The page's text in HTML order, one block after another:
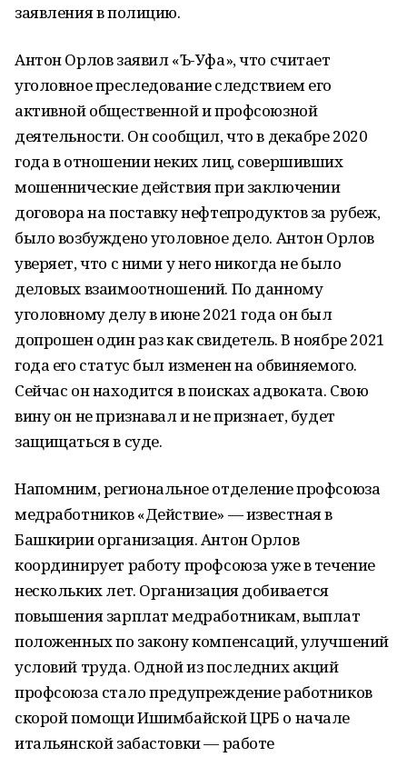
заявления в полицию.
Антон Орлов заявил «Ъ-Уфа», что считает
уголовное преследование следствием его
активной общественной и профсоюзной
деятельности. Он сообщил, что в декабре 2020
года в отношении неких лиц, совершивших
мошеннические действия при заключении
договора на поставку нефтепродуктов за рубеж,
было возбуждено уголовное дело. Антон Орлов
уверяет, что с ними у него никогда не было
деловых взаимоотношений. По данному
уголовному делу в июне 2021 года он был
допрошен один раз как свидетель. В ноябре 2021
года его статус был изменен на обвиняемого.
Сейчас он находится в поисках адвоката. Свою
вину он не признавал и не признает, будет
защищаться в суде.
Напомним, региональное отделение профсоюза
медработников «Действие» — известная в
Башкирии организация. Антон Орлов
координирует работу профсоюза уже в течение
нескольких лет. Организация добивается
повышения зарплат медработникам, выплат
положенных по закону компенсаций, улучшений
условий труда. Одной из последних акций
профсоюза стало предупреждение работников
скорой помощи Ишимбайской ЦРБ о начале
итальянской забастовки — работе